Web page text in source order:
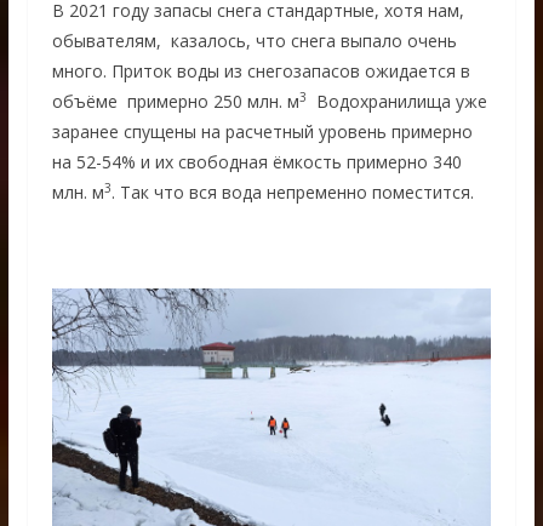
В 2021 году запасы снега стандартные, хотя нам,
обывателям, казалось, что снега выпало очень
много. Приток воды из снегозапасов ожидается в
объёме примерно 250 млн. м3
Водохранилища уже
заранее спущены на расчетный уровень примерно
на 52-54% и их свободная ёмкость примерно 340
млн. м3. Так что вся вода непременно поместится.